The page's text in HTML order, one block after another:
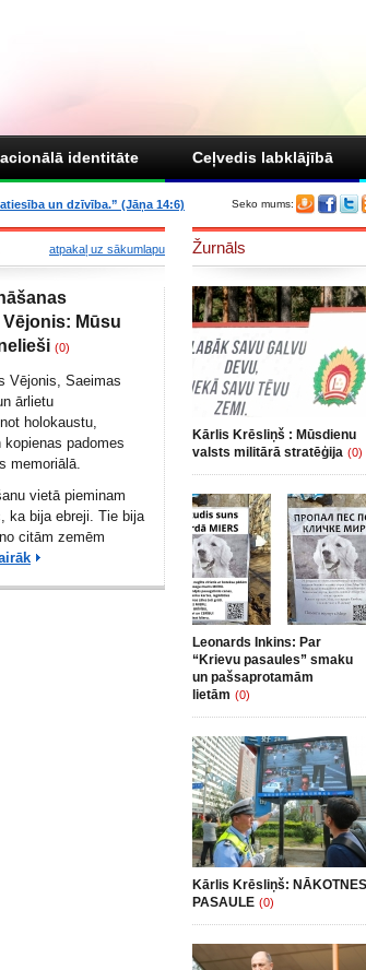
identitāte Ceļvedis labklājībā
Seko mums:
un dzīvība.” (Jāņa 14:6)
atpakaļ uz sākumlapu
Mūsu
(0)
Vējonis, Saeimas
ārlietu
holokaustu,
padomes
memoriālā.
vietā pieminam
ka bija ebreji. Tie bija
citām zemēm
Žurnāls
Kārlis Krēsliņš : Mūsdienu
valsts militārā stratēģija (0)
Leonards Inkins: Par
“Krievu pasaules” smaku
un pašsaprotamām
lietām (0)
Kārlis Krēsliņš: NĀKOTNES
PASAULE (0)